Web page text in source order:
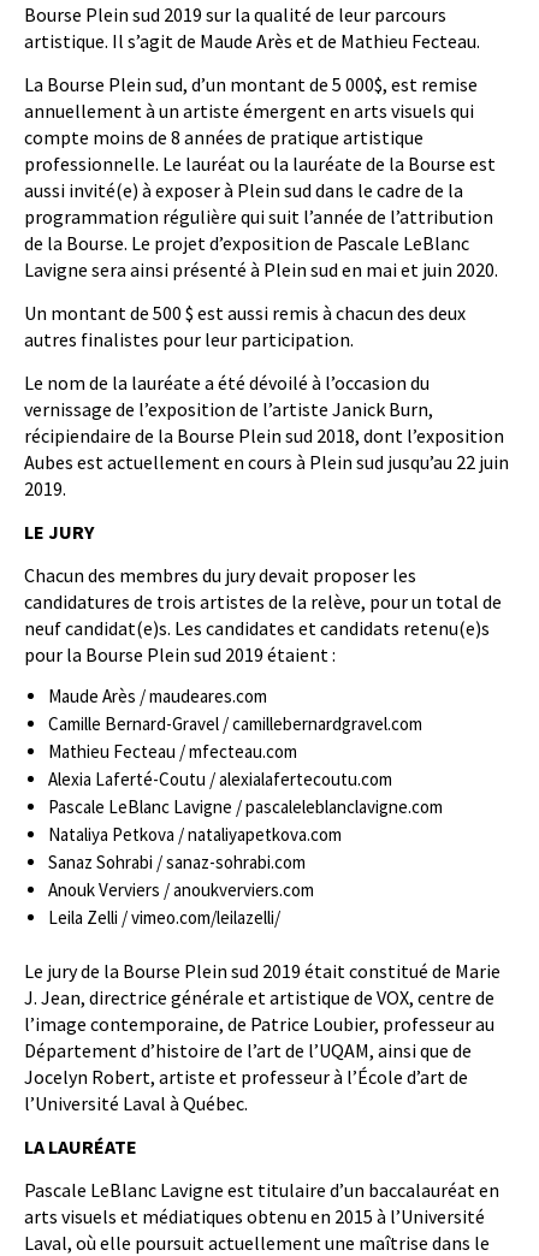
Bourse Plein sud 2019 sur la qualité de leur parcours
artistique. Il s’agit de Maude Arès et de Mathieu Fecteau.
La Bourse Plein sud, d’un montant de 5 000$, est remise
annuellement à un artiste émergent en arts visuels qui
compte moins de 8 années de pratique artistique
professionnelle. Le lauréat ou la lauréate de la Bourse est
aussi invité(e) à exposer à Plein sud dans le cadre de la
programmation régulière qui suit l’année de l’attribution
de la Bourse. Le projet d’exposition de Pascale LeBlanc
Lavigne sera ainsi présenté à Plein sud en mai et juin 2020.
Un montant de 500 $ est aussi remis à chacun des deux
autres finalistes pour leur participation.
Le nom de la lauréate a été dévoilé à l’occasion du
vernissage de l’exposition de l’artiste Janick Burn,
récipiendaire de la Bourse Plein sud 2018, dont l’exposition
Aubes est actuellement en cours à Plein sud jusqu’au 22 juin
2019.
LE JURY
Chacun des membres du jury devait proposer les
candidatures de trois artistes de la relève, pour un total de
neuf candidat(e)s. Les candidates et candidats retenu(e)s
pour la Bourse Plein sud 2019 étaient :
Maude Arès / maudeares.com
Camille Bernard-Gravel / camillebernardgravel.com
Mathieu Fecteau / mfecteau.com
Alexia Laferté-Coutu / alexialafertecoutu.com
Pascale LeBlanc Lavigne / pascaleleblanclavigne.com
Nataliya Petkova / nataliyapetkova.com
Sanaz Sohrabi / sanaz-sohrabi.com
Anouk Verviers / anoukverviers.com
Leila Zelli / vimeo.com/leilazelli/
Le jury de la Bourse Plein sud 2019 était constitué de Marie
J. Jean, directrice générale et artistique de VOX, centre de
l’image contemporaine, de Patrice Loubier, professeur au
Département d’histoire de l’art de l’UQAM, ainsi que de
Jocelyn Robert, artiste et professeur à l’École d’art de
l’Université Laval à Québec.
LA LAURÉATE
Pascale LeBlanc Lavigne est titulaire d’un baccalauréat en
arts visuels et médiatiques obtenu en 2015 à l’Université
Laval, où elle poursuit actuellement une maîtrise dans le